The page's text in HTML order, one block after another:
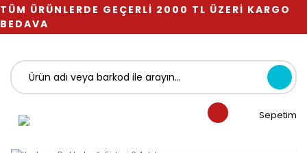
TÜM ÜRÜNLERDE GEÇERLİ 2000 TL ÜZERİ KARGO
BEDAVA
Sepetim